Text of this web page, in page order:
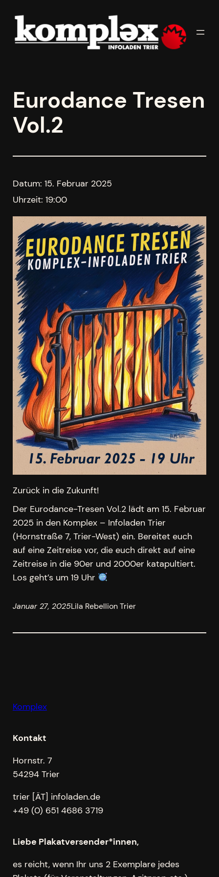
springen
Eurodance Tresen
Vol.2
Datum: 15. Februar 2025
Uhrzeit: 19:00
Zurück in die Zukunft!
Der Eurodance-Tresen Vol.2 lädt am 15. Februar
2025 in den Komplex – Infoladen Trier
(Hornstraße 7, Trier-West) ein. Bereitet euch
auf eine Zeitreise vor, die euch direkt auf eine
Zeitreise in die 90er und 2000er katapultiert.
Los geht’s um 19 Uhr
Januar 27, 2025Lila Rebellion Trier
Komplex
Kontakt
Hornstr. 7
54294 Trier
trier [ÄT] infoladen.de
+49 (0) 651 4686 3719
Liebe Plakatversender*innen,
es reicht, wenn Ihr uns 2 Exemplare jedes